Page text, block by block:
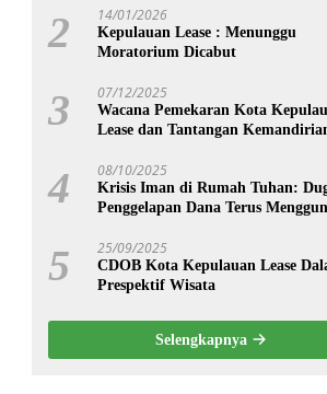
Maluku
2 14/01/2026
Kepulauan Lease : Menunggu
Moratorium Dicabut
3 07/12/2025
Wacana Pemekaran Kota
Lease dan Tantangan
4 08/10/2025
Krisis Iman di Rumah Tuhan:
Penggelapan Dana Terus
5 25/09/2025
CDOB Kota Kepulauan Lease
Prespektif Wisata
Selengkapnya